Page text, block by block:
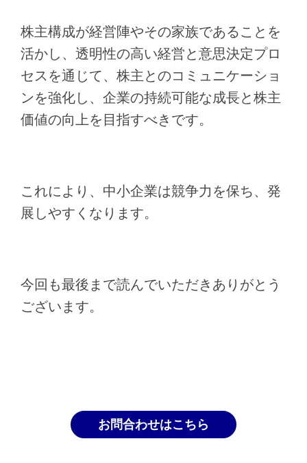
株主構成が経営陣やその家族であることを
活かし、透明性の高い経営と意思決定プロ
セスを通じて、株主とのコミュニケーショ
ンを強化し、企業の持続可能な成長と株主
価値の向上を目指すべきです。
これにより、中小企業は競争力を保ち、発
展しやすくなります。
今回も最後まで読んでいただきありがとう
ございます。
お問合わせはこちら